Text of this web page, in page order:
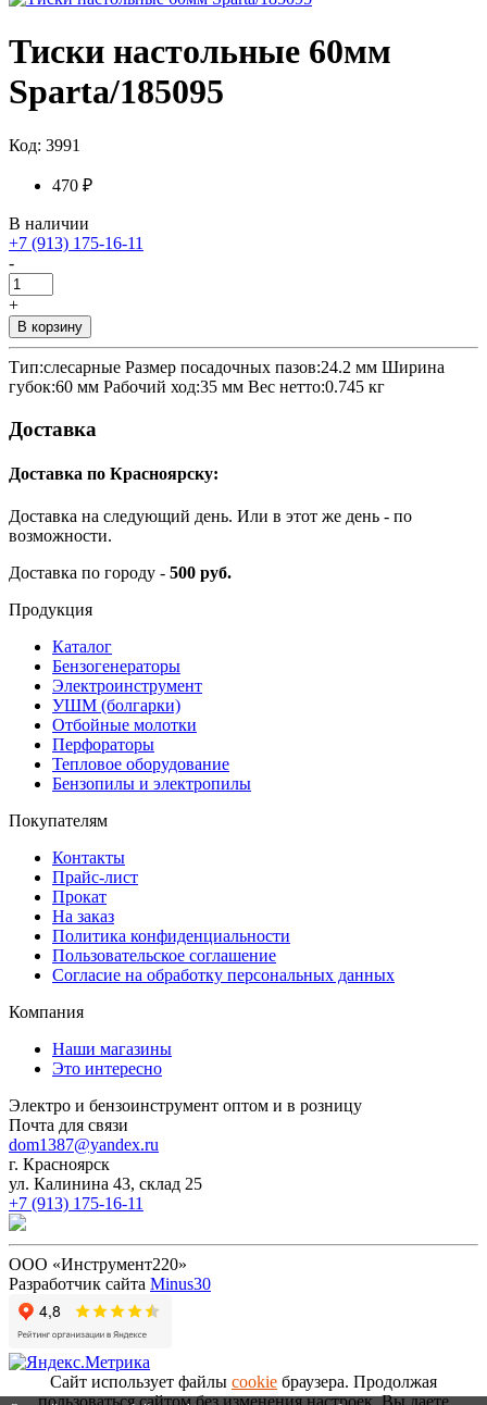
Тиски настольные 60мм
Sparta/185095
Код: 3991
470 ₽
В наличии
+7 (913) 175-16-11
-
+
В корзину
Тип:слесарные Размер посадочных пазов:24.2 мм Ширина
губок:60 мм Рабочий ход:35 мм Вес нетто:0.745 кг
Доставка
Доставка по Красноярску:
Доставка на следующий день. Или в этот же день - по
возможности.
Доставка по городу - 500 руб.
Продукция
Каталог
Бензогенераторы
Электроинструмент
УШМ (болгарки)
Отбойные молотки
Перфораторы
Тепловое оборудование
Бензопилы и электропилы
Покупателям
Контакты
Прайс-лист
Прокат
На заказ
Политика конфиденциальности
Пользовательское соглашение
Согласие на обработку персональных данных
Компания
Наши магазины
Это интересно
Электро и бензоинструмент оптом и в розницу
Почта для связи
dom1387@yandex.ru
г. Красноярск
ул. Калинина 43, склад 25
+7 (913) 175-16-11
ООО «Инструмент220»
Разработчик сайта Minus30
Сайт использует файлы cookie браузера. Продолжая